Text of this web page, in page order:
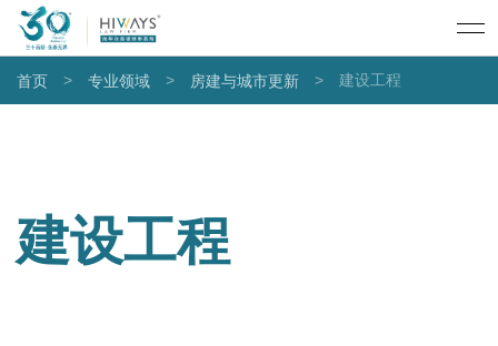
首页 > 专业领域 > 房建与城市更新 > 建设工程
建设工程